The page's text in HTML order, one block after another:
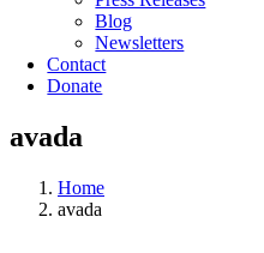
Blog
Newsletters
Contact
Donate
avada
Home
avada